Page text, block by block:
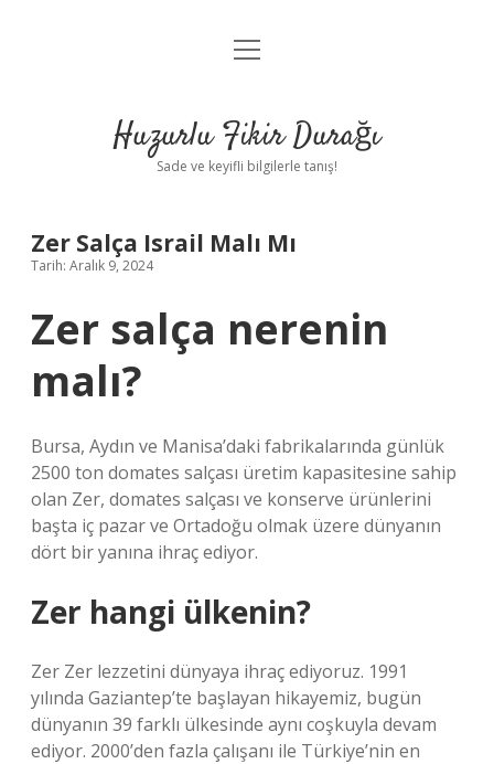
Anasayfa
Yasal Uyarı
menüyü
Huzurlu Fikir Durağı
Sade ve keyifli bilgilerle tanış!
Zer Salça Israil Malı Mı
Tarih: Aralık 9, 2024
Zer salça nerenin
malı?
Bursa, Aydın ve Manisa’daki fabrikalarında günlük
2500 ton domates salçası üretim kapasitesine sahip
olan Zer, domates salçası ve konserve ürünlerini
başta iç pazar ve Ortadoğu olmak üzere dünyanın
dört bir yanına ihraç ediyor.
Zer hangi ülkenin?
Zer Zer lezzetini dünyaya ihraç ediyoruz. 1991
yılında Gaziantep’te başlayan hikayemiz, bugün
dünyanın 39 farklı ülkesinde aynı coşkuyla devam
ediyor. 2000’den fazla çalışanı ile Türkiye’nin en